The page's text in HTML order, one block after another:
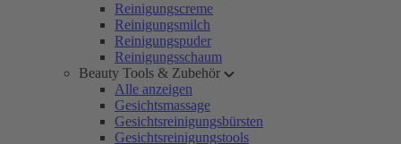
Reinigungscreme
Reinigungsmilch
Reinigungspuder
Reinigungsschaum
Beauty Tools & Zubehör
Alle anzeigen
Gesichtsmassage
Gesichtsreinigungsbürsten
Gesichtsreinigungstools